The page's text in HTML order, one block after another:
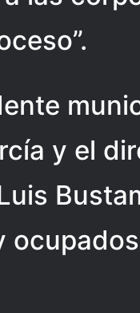
y el